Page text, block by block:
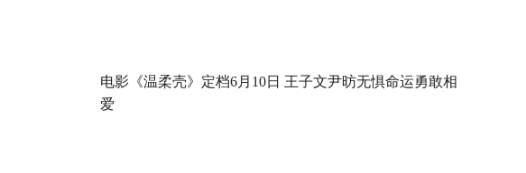
电影《温柔壳》定档6月10日 王子文尹昉无惧命运勇敢相
爱